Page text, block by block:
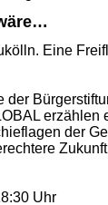
Eine
der
erzählen
der
Uhr